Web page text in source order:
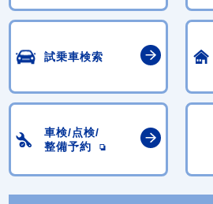
試乗車検索
車検/点検/
整備予約